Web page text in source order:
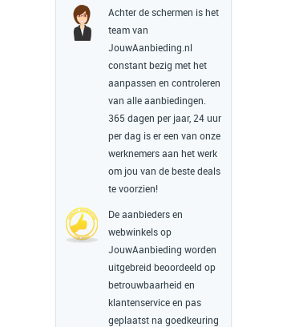
Achter de schermen is het
team van
JouwAanbieding.nl
constant bezig met het
aanpassen en controleren
van alle aanbiedingen.
365 dagen per jaar, 24 uur
per dag is er een van onze
werknemers aan het werk
om jou van de beste deals
te voorzien!
De aanbieders en
webwinkels op
JouwAanbieding worden
uitgebreid beoordeeld op
betrouwbaarheid en
klantenservice en pas
geplaatst na goedkeuring